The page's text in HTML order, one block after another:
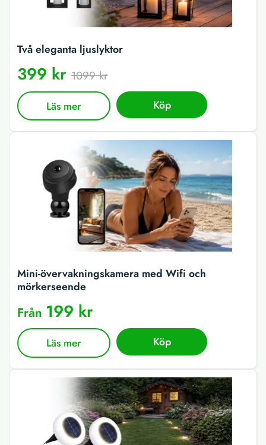
Två eleganta ljuslyktor
399 kr 1099 kr
Läs mer Köp
Mini-övervakningskamera med Wifi och
mörkerseende
Från 199 kr
Läs mer Köp